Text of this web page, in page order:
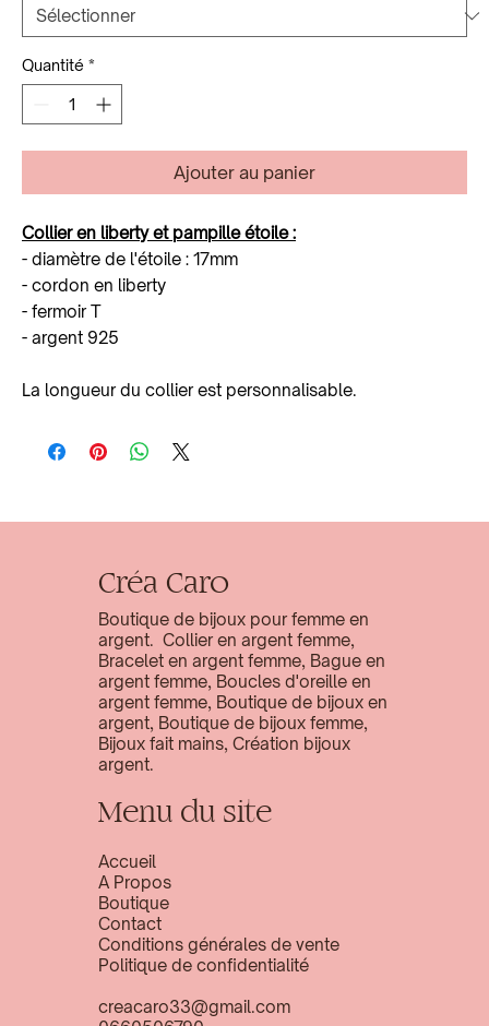
Quantité *
Ajouter au panier
Collier en liberty et pampille étoile :
- diamètre de l'étoile : 17mm
- cordon en liberty
- fermoir T
- argent 925
La longueur du collier est personnalisable.
Créa Caro
Boutique de bijoux pour femme en
argent. Collier en argent femme,
Bracelet en argent femme, Bague en
argent femme, Boucles d'oreille en
argent femme, Boutique de bijoux en
argent, Boutique de bijoux femme,
Bijoux fait mains, Création bijoux
argent.
Menu du site
Accueil
A Propos
Boutique
Contact
Conditions générales de vente
Politique de confidentialité
creacaro33@gmail.com